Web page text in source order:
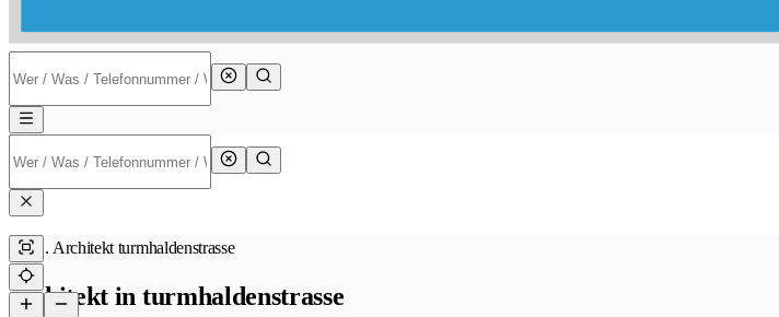
Architekt turmhaldenstrasse
architekt in turmhaldenstrasse